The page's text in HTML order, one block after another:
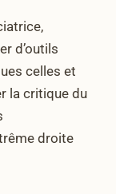
d’outils
celles et
la critique du
droite